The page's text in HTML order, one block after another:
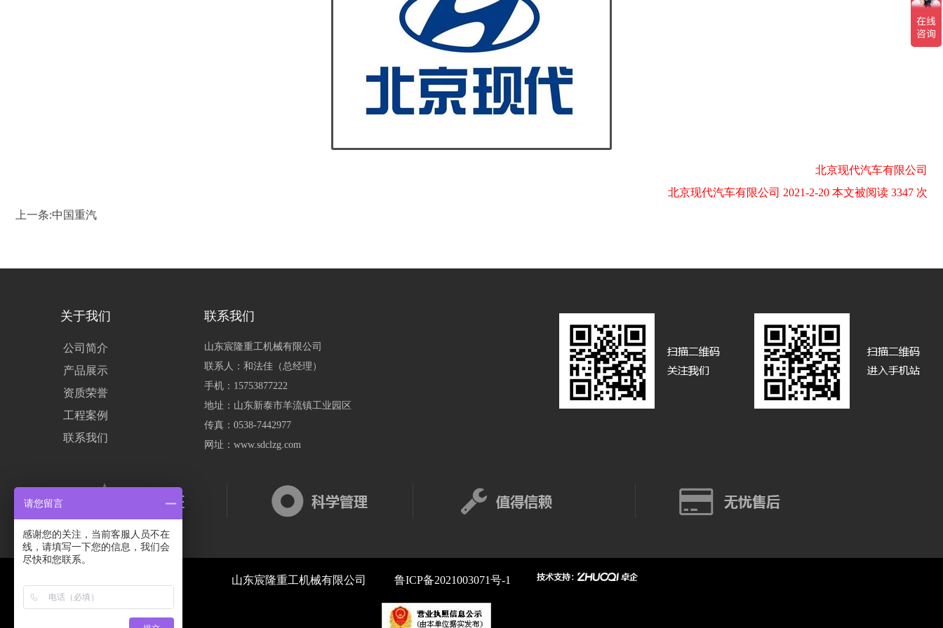
北京现代汽车有限公司
北京现代汽车有限公司 2021-2-20 本文被阅读 3347 次
上一条:中国重汽
关于我们
公司简介
产品展示
资质荣誉
工程案例
联系我们
联系我们
山东宸隆重工机械有限公司
联系人：和法佳（总经理）
手机：15753877222
地址：山东新泰市羊流镇工业园区
传真：0538-7442977
网址：www.sdclzg.com
山东宸隆重工机械有限公司 鲁ICP备2021003071号-1
请您留言
感谢您的关注，当前客服人员不在
线，请填写一下您的信息，我们会
尽快和您联系。